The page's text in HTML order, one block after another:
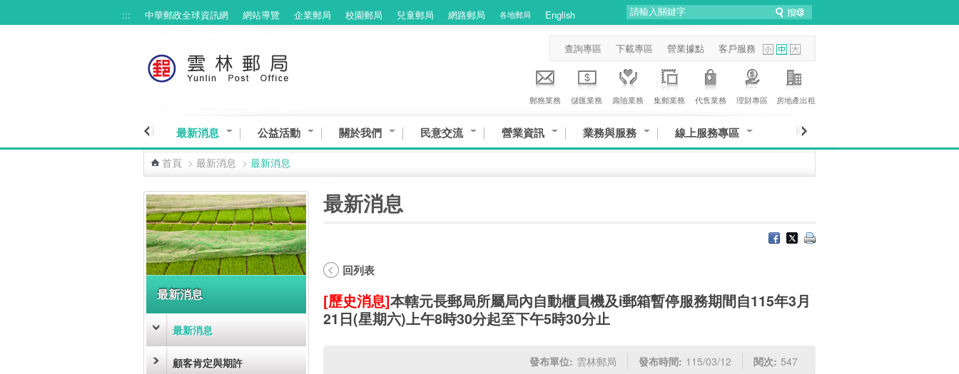
::: 中華郵政全球資訊網 網站導覽 企業郵局 校園郵局 兒童郵局 網路郵局 各地郵局 English
查詢專區 下載專區 營業據點 客戶服務
郵務業務 儲匯業務 壽險業務 集郵業務 代售業務 理財專區 房地產出租
最新消息 公益活動 關於我們 民意交流 營業資訊 業務與服務 線上服務專區
首頁 > 最新消息 > 最新消息
最新消息
最新消息
顧客肯定與期許
最新消息
回列表
[歷史消息]本轄元長郵局所屬局內自動櫃員機及i郵箱暫停服務期間自115年3月
21日(星期六)上午8時30分起至下午5時30分止
發布單位: 雲林郵局 發布時間: 115/03/12 閱次: 547